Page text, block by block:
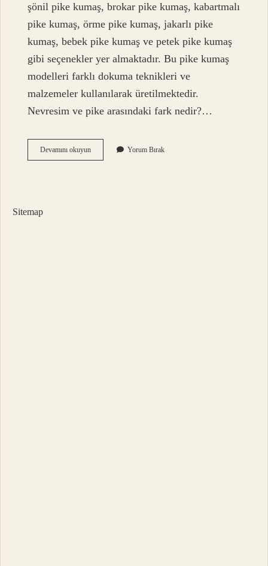
şönil pike kumaş, brokar pike kumaş, kabartmalı
pike kumaş, örme pike kumaş, jakarlı pike
kumaş, bebek pike kumaş ve petek pike kumaş
gibi seçenekler yer almaktadır. Bu pike kumaş
modelleri farklı dokuma teknikleri ve
malzemeler kullanılarak üretilmektedir.
Nevresim ve pike arasındaki fark nedir?…
Devamını okuyunTek
Kişilik
Yorum Bırak
Sitemap